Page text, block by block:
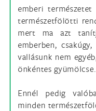
emberi
természetfölötti
mert ma azt
emberben,
vallásunk nem
önkéntes gyümölcse.
Ennél pedig
minden